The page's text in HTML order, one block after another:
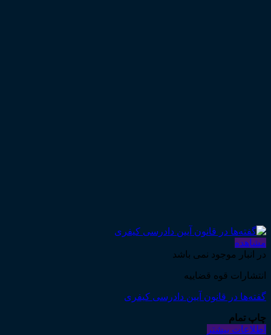
مشاهده
در انبار موجود نمی باشد
انتشارات قوه قضاییه
گفته‌ها در قانون آیین دادرسی کیفری
چاپ تمام
اطلاعات بیشتر